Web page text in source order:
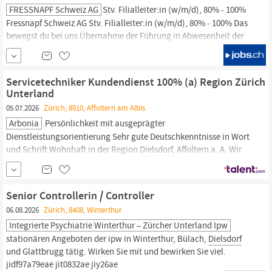
FRESSNAPF Schweiz AG Stv. Filialleiter:in (w/m/d), 80% - 100%
Fressnapf Schweiz AG Stv. Filialleiter:in (w/m/d), 80% - 100% Das
bewegst du bei uns Übernahme der Führung in Abwesenheit der
Filialleitung Unterstützen der Filialleitung bei der Führung und
Motivation des Teams Koordinieren und Überwachen der
Unternehmensrichtlinien und ...
Servicetechniker Kundendienst 100% (a) Region Zürich
Unterland
05.07.2026 Zürich, 8910, Affoltern am Albis
Arbonia Persönlichkeit mit ausgeprägter
Dienstleistungsorientierung Sehr gute Deutschkenntnisse in Wort
und Schrift Wohnhaft in der Region Dielsdorf, Affoltern a. A. Wir
bieten Moderne Unternehmenskultur mit kurzen
Entscheidungswegen Flexible Arbeitseinteilung für eine agile
Freizeitgestaltung sowie eine 40h-Woche Attraktive
Ferienregelung mit 25 bis 30 Tagen...
Senior Controllerin / Controller
06.08.2026 Zürich, 8408, Winterthur
Integrierte Psychiatrie Winterthur – Zürcher Unterland Ipw
stationären Angeboten der ipw in Winterthur, Bülach, Dielsdorf
und Glattbrugg tätig. Wirken Sie mit und bewirken Sie viel.
jidf97a79eae jit0832ae jiy26ae